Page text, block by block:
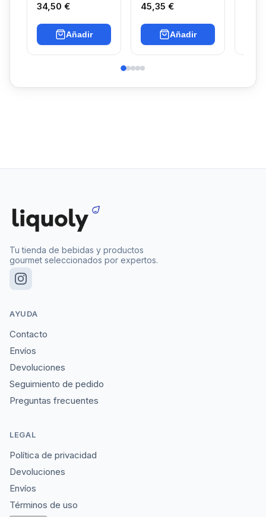
34,50 €
Añadir
45,35 €
Añadir
Tu tienda de bebidas y productos
gourmet seleccionados por expertos.
AYUDA
Contacto
Envíos
Devoluciones
Seguimiento de pedido
Preguntas frecuentes
LEGAL
Política de privacidad
Devoluciones
Envíos
Términos de uso